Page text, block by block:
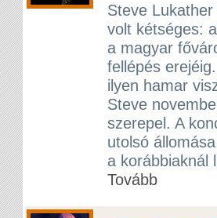
Steve
volt kétséges:
a magyar
fellépés
ilyen hamar
Steve
szerepel. A
utolsó
a korábbiaknál
Tovább